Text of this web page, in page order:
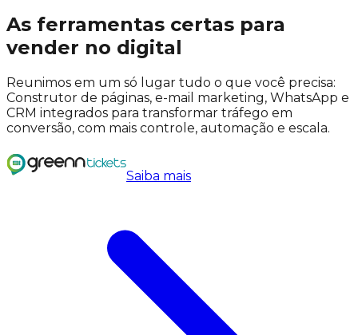
As ferramentas certas para
vender no digital
Reunimos em um só lugar tudo o que você precisa:
Construtor de páginas, e-mail marketing, WhatsApp e
CRM integrados para transformar tráfego em
conversão, com mais controle, automação e escala.
Saiba mais